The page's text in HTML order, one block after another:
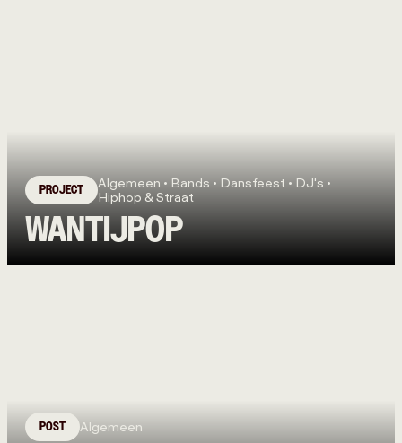
PROJECT
Algemeen • Bands • Dansfeest • DJ's •
Hiphop & Straat
WANTIJPOP
POST Algemeen